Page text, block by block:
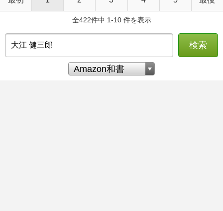
全422件中 1-10 件を表示
検索